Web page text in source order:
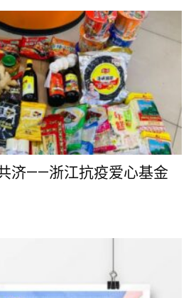
济——浙江抗疫爱心基金